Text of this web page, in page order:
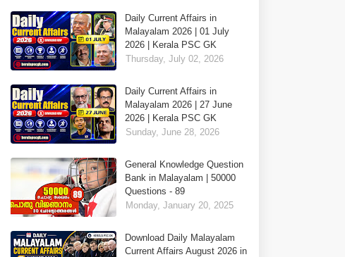
Daily Current Affairs in
Malayalam 2026 | 01 July
2026 | Kerala PSC GK
Thursday, July 02, 2026
Daily Current Affairs in
Malayalam 2026 | 27 June
2026 | Kerala PSC GK
Sunday, June 28, 2026
General Knowledge Question
Bank in Malayalam | 50000
Questions - 89
Monday, January 20, 2025
Download Daily Malayalam
Current Affairs August 2026 in